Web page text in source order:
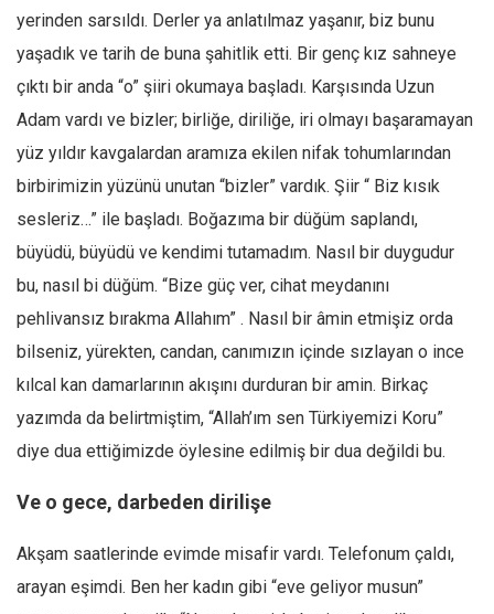
Tüm Sayılar
Kategoriler
Kültür Sanat
Karisi kitap sualleri
7 soruda bu hafta
Ekonomi
Spor
Manzara
Sağlık
Gıda-Beslenme
Hayat
Siyaset
Avrupa
yerinden sarsıldı. Derler ya anlatılmaz yaşanır, biz bunu
yaşadık ve tarih de buna şahitlik etti. Bir genç kız sahneye
çıktı bir anda “o” şiiri okumaya başladı. Karşısında Uzun
Adam vardı ve bizler; birliğe, diriliğe, iri olmayı başaramayan
yüz yıldır kavgalardan aramıza ekilen nifak tohumlarından
birbirimizin yüzünü unutan “bizler” vardık. Şiir “ Biz kısık
sesleriz…” ile başladı. Boğazıma bir düğüm saplandı,
büyüdü, büyüdü ve kendimi tutamadım. Nasıl bir duygudur
bu, nasıl bi düğüm. “Bize güç ver, cihat meydanını
pehlivansız bırakma Allahım” . Nasıl bir âmin etmişiz orda
bilseniz, yürekten, candan, canımızın içinde sızlayan o ince
kılcal kan damarlarının akışını durduran bir amin. Birkaç
yazımda da belirtmiştim, “Allah’ım sen Türkiyemizi Koru”
diye dua ettiğimizde öylesine edilmiş bir dua değildi bu.
Ve o gece, darbeden dirilişe
Akşam saatlerinde evimde misafir vardı. Telefonum çaldı,
arayan eşimdi. Ben her kadın gibi “eve geliyor musun”